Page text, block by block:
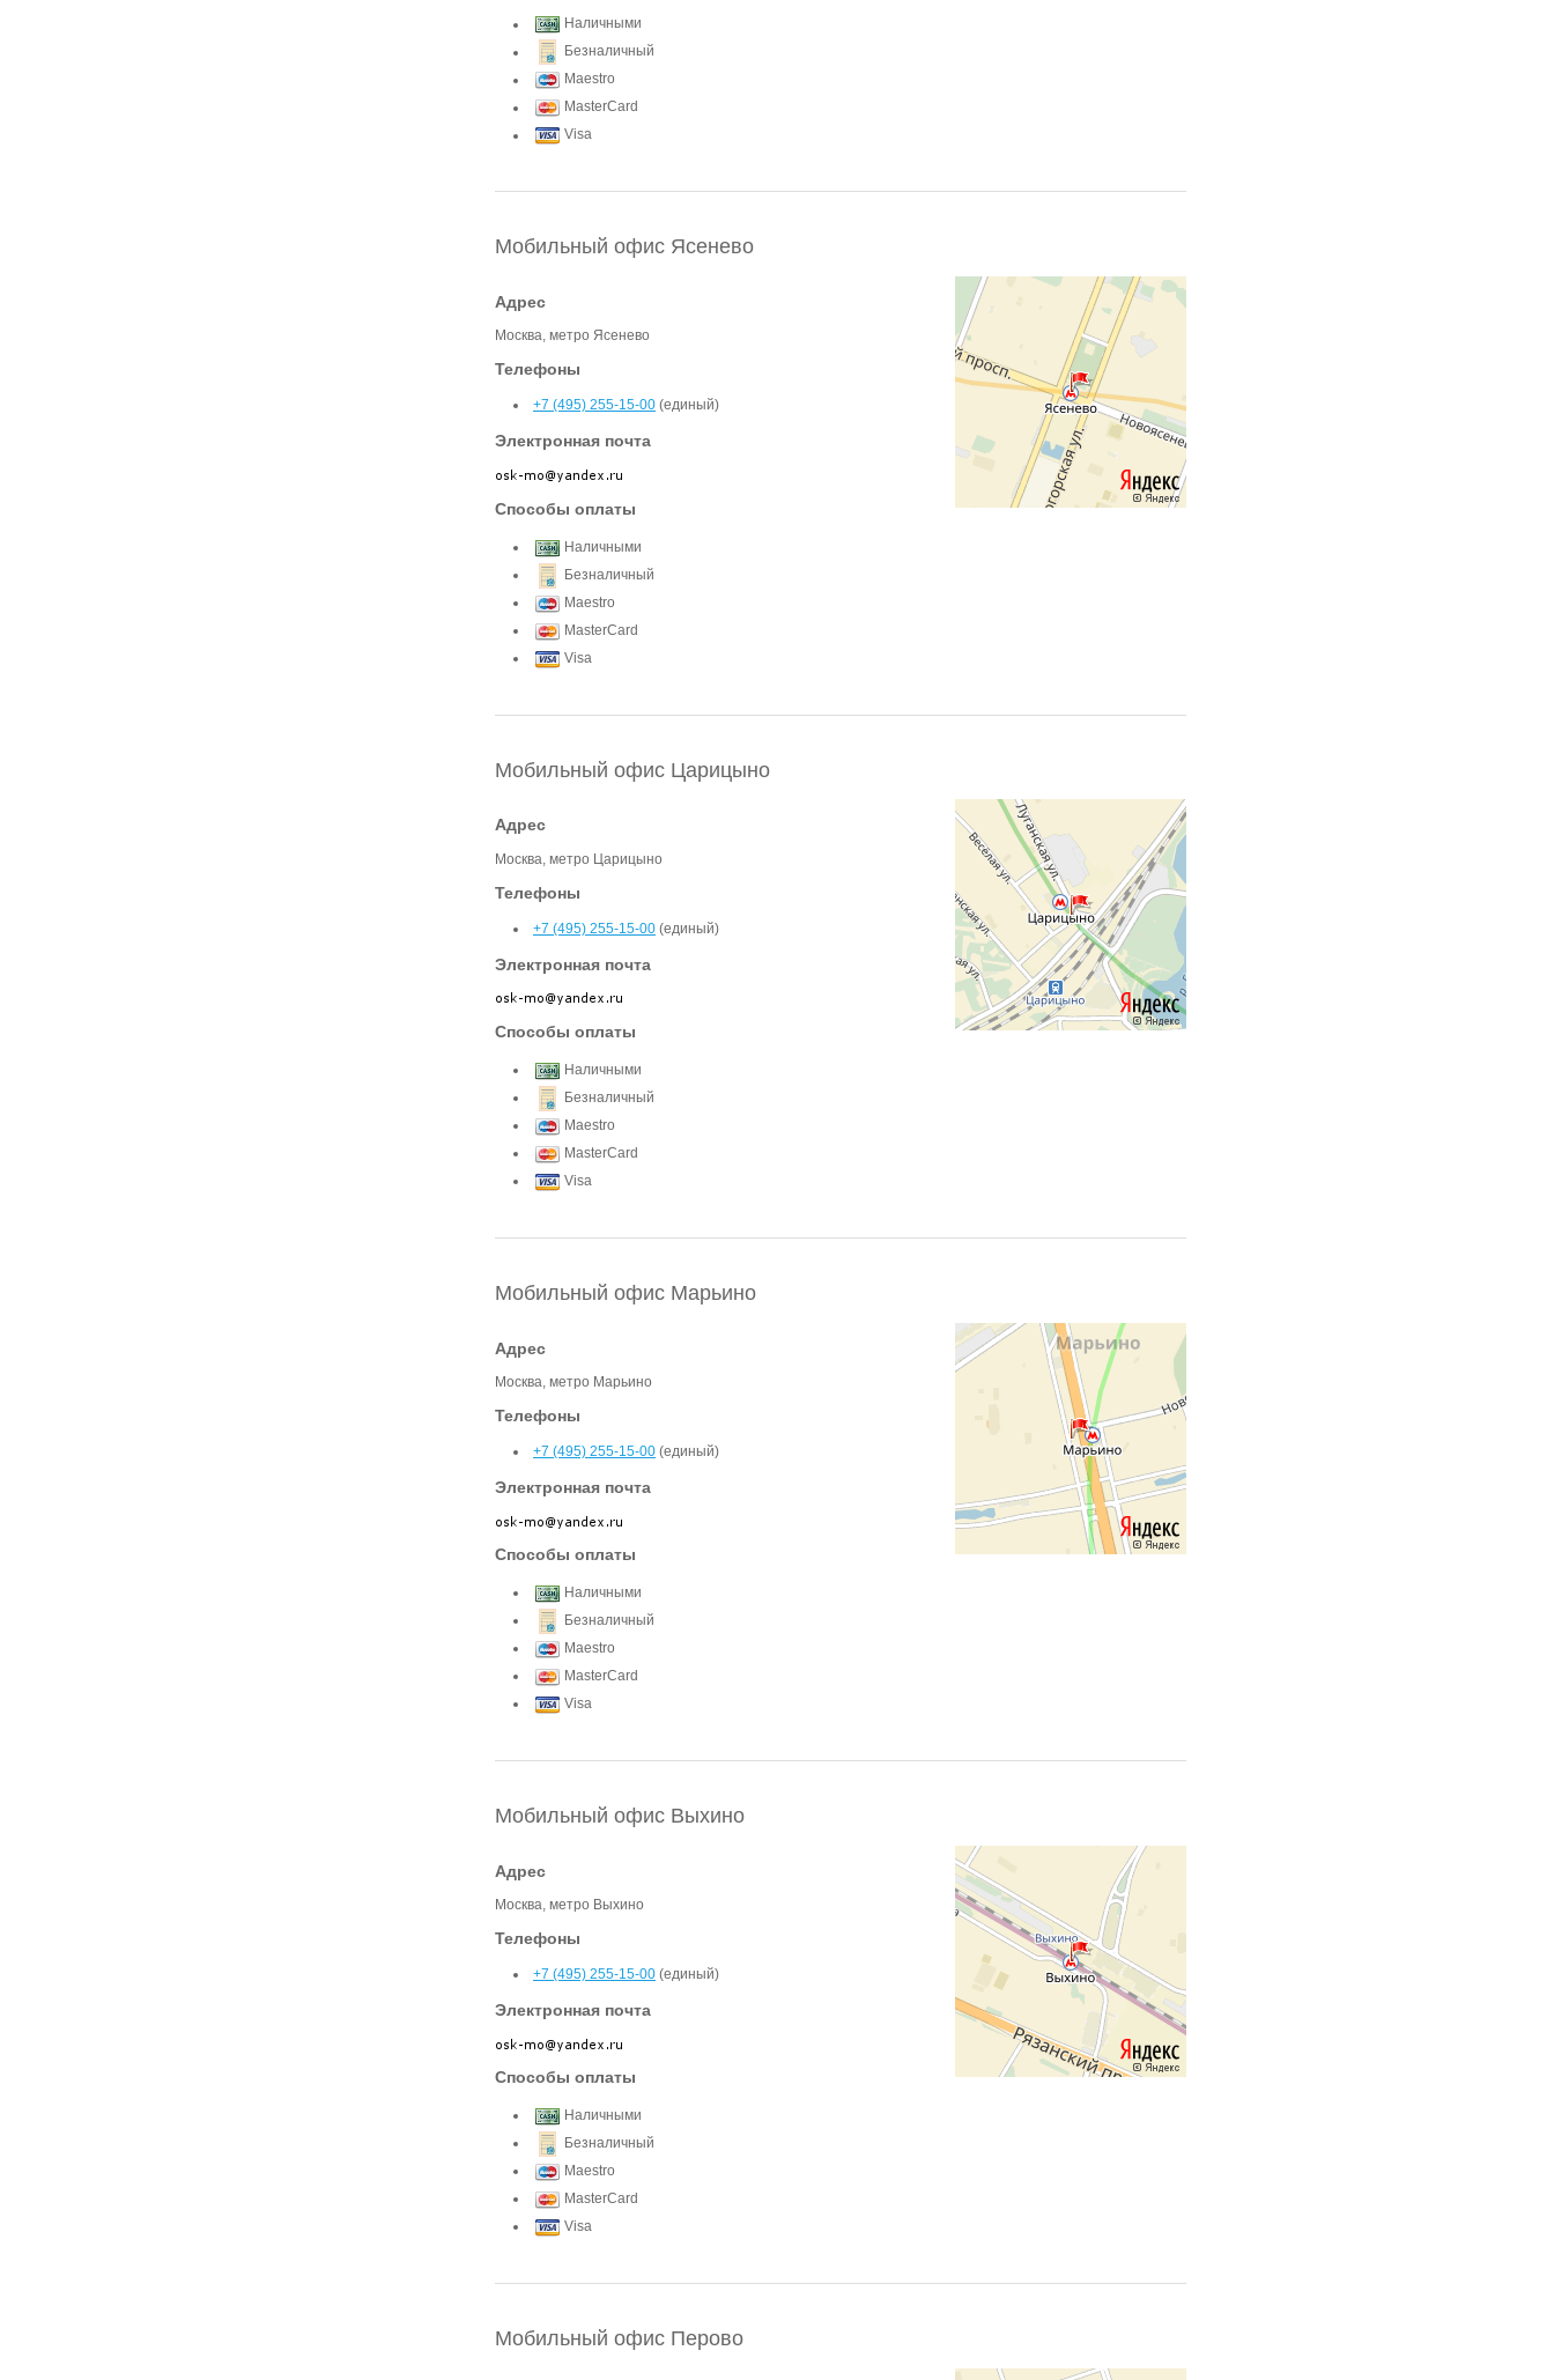
Наличными
Безналичный
Maestro
MasterCard
Visa
Мобильный офис Ясенево
Адрес
Москва, метро Ясенево
Телефоны
+7 (495) 255-15-00 (единый)
Электронная почта
Способы оплаты
Наличными
Безналичный
Maestro
MasterCard
Visa
Мобильный офис Царицыно
Адрес
Москва, метро Царицыно
Телефоны
+7 (495) 255-15-00 (единый)
Электронная почта
Способы оплаты
Наличными
Безналичный
Maestro
MasterCard
Visa
Мобильный офис Марьино
Адрес
Москва, метро Марьино
Телефоны
+7 (495) 255-15-00 (единый)
Электронная почта
Способы оплаты
Наличными
Безналичный
Maestro
MasterCard
Visa
Мобильный офис Выхино
Адрес
Москва, метро Выхино
Телефоны
+7 (495) 255-15-00 (единый)
Электронная почта
Способы оплаты
Наличными
Безналичный
Maestro
MasterCard
Visa
Мобильный офис Перово